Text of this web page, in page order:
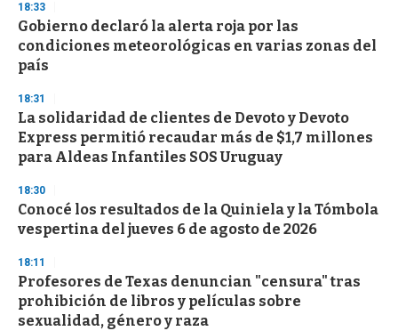
s
e
c
o
n
d
18:33
Gobierno declaró la alerta roja por las
condiciones meteorológicas en varias zonas del
país
18:31
La solidaridad de clientes de Devoto y Devoto
Express permitió recaudar más de $1,7 millones
para Aldeas Infantiles SOS Uruguay
18:30
Conocé los resultados de la Quiniela y la Tómbola
vespertina del jueves 6 de agosto de 2026
18:11
Profesores de Texas denuncian "censura" tras
prohibición de libros y películas sobre
sexualidad, género y raza